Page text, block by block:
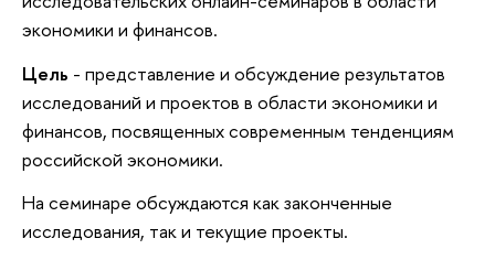
экономики и финансов.
Цель - представление и обсуждение результатов
исследований и проектов в области экономики и
финансов, посвященных современным тенденциям
российской экономики.
На семинаре обсуждаются как законченные
исследования, так и текущие проекты.